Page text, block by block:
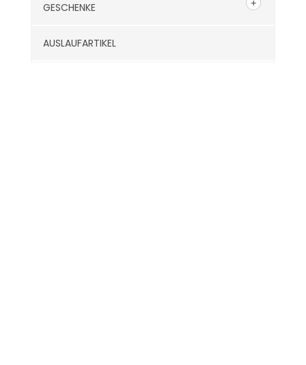
GESCHENKE
AUSLAUFARTIKEL